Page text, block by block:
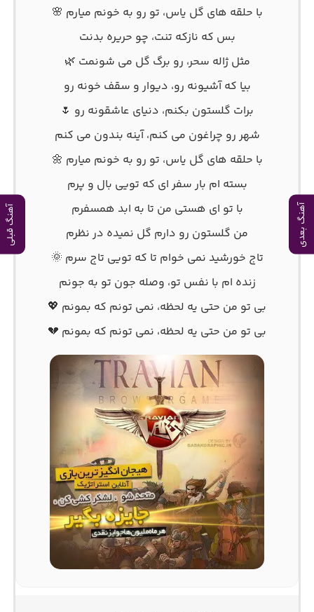
آهنگ بعدی آهنگ قبلی
با حلقه های گل یاس، تو رو به خونم میارم 🌸
بس که نازکه تنت، چو حریره بدنت
مثل ژاله سحر، رو برگ گل می شونمت 🌿
بیا که آشیونه رو، دیوار و سقف خونه رو
برات گلستون بکنم، دنیای عاشقونه رو 🌷
شهر رو چراغون می کنم، آینه بندون می کنم
با حلقه های گل یاس، تو رو به خونم میارم 🌼
بسته ام بار سفر ای که تویی بال و پرم
با تو ای هستی من تا به ابد همسفرم
من گلستون رو دارم گل نمیده در نظرم
تاج خورشید نمی خوام تا که تویی تاج سرم 🌞
زنده ام با نفس تو، وصله جون تو به جونم
بی تو من حتی یه لحظه، نمی تونم که بمونم 💖
بی تو من حتی یه لحظه، نمی تونم که بمونم 💔